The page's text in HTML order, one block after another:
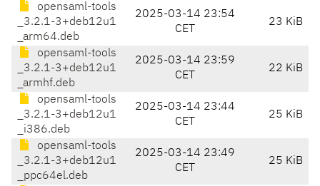
opensaml-tools
_3.2.1-3+deb12u1
_arm64.deb
2025-03-14 23:54
CET
23 KiB
opensaml-tools
_3.2.1-3+deb12u1
_armhf.deb
2025-03-14 23:59
CET
22 KiB
opensaml-tools
_3.2.1-3+deb12u1
_i386.deb
2025-03-14 23:44
CET
25 KiB
opensaml-tools
_3.2.1-3+deb12u1
_ppc64el.deb
2025-03-14 23:49
CET
25 KiB